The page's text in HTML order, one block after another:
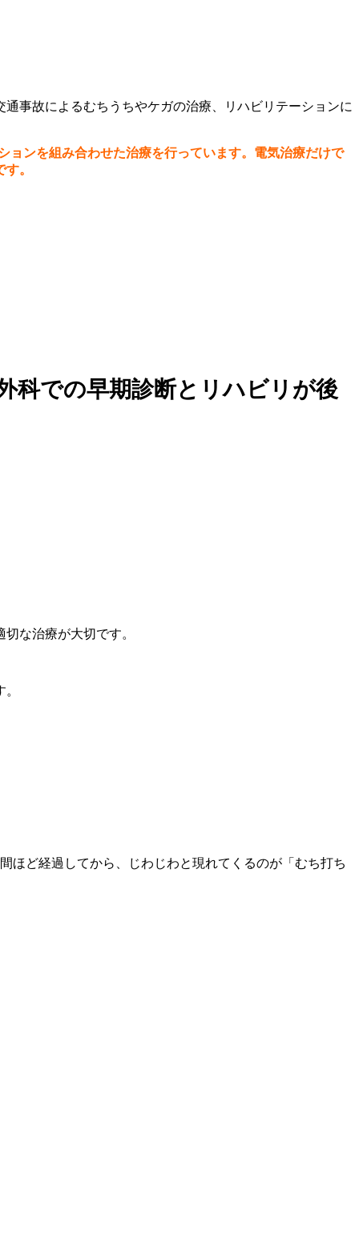
事故によるむちうちやケガの治療、リハビリテーションに
ョンを組み合わせた治療を行っています。電気治療だけで
。
科での早期診断とリハビリが後
な治療が大切です。
ほど経過してから、じわじわと現れてくるのが「むち打ち